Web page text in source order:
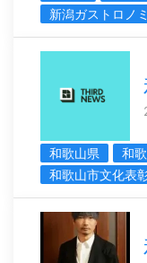
新潟ガストロノ
和歌山県 和
和歌山市文化表